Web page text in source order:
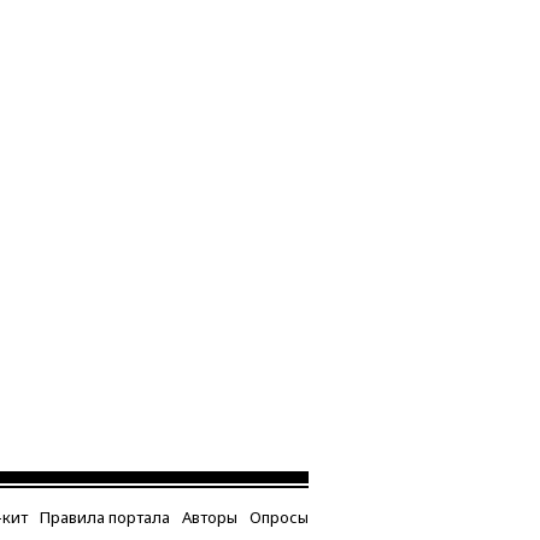
Правила портала Авторы Опросы